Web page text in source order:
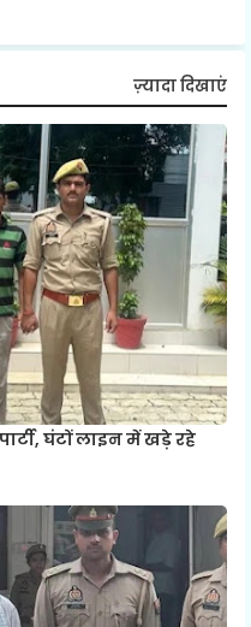
ज़्यादा दिखाएं
घंटों लाइन में खड़े रहे